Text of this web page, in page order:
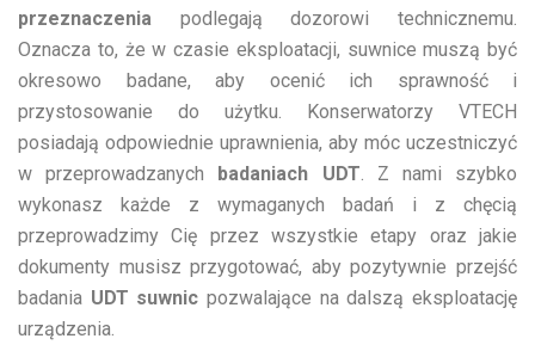
przeznaczenia podlegają dozorowi technicznemu.
Oznacza to, że w czasie eksploatacji, suwnice muszą być
okresowo badane, aby ocenić ich sprawność i
przystosowanie do użytku. Konserwatorzy VTECH
posiadają odpowiednie uprawnienia, aby móc uczestniczyć
w przeprowadzanych badaniach UDT. Z nami szybko
wykonasz każde z wymaganych badań i z chęcią
przeprowadzimy Cię przez wszystkie etapy oraz jakie
dokumenty musisz przygotować, aby pozytywnie przejść
badania UDT suwnicpozwalające na dalszą eksploatację
urządzenia.